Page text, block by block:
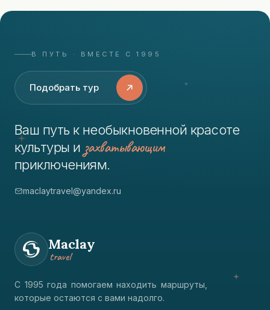
В ПУТЬ · ВМЕСТЕ С 1995
Подобрать тур
Ваш путь к необыкновенной красоте
культуры и захватывающим
приключениям.
maclaytravel@yandex.ru
Maclay
travel
С 1995 года помогаем находить маршруты,
которые остаются с вами надолго.